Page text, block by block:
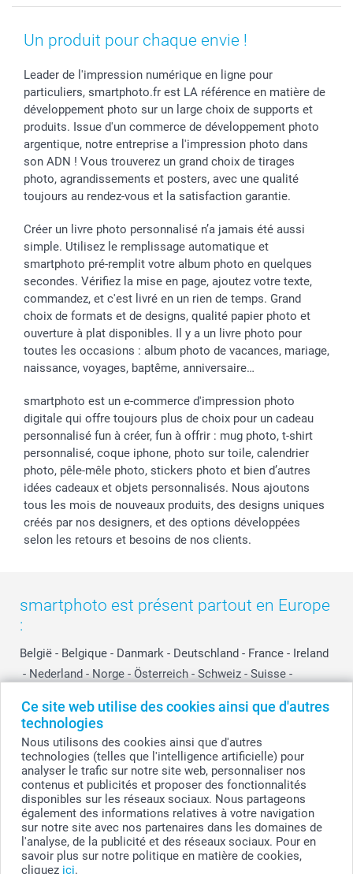
Ce site web utilise des cookies ainsi que d'autres
technologies
Nous utilisons des cookies ainsi que d'autres
technologies (telles que l'intelligence artificielle) pour
analyser le trafic sur notre site web, personnaliser nos
contenus et publicités et proposer des fonctionnalités
disponibles sur les réseaux sociaux. Nous partageons
également des informations relatives à votre navigation
sur notre site avec nos partenaires dans les domaines de
l'analyse, de la publicité et des réseaux sociaux. Pour en
savoir plus sur notre politique en matière de cookies,
cliquez ici.
Coques smartphone
Stickers & Etiquettes
Cadres photo & accessoires déco
Dénicheur d'idées cadeau
Fête des Mères
Fête des Pères
Communion
Baptême
Toussaint
Rentrée des classes
Saint-Valentin
Vacances
Droit de rétraction
Plaintes
Vie privée
Gestion des cookies
Tarifs
Partenariats & Influence
Investisseurs
Aide
smartbonus
smartfriends
Livraison
Modes de paiement
Grandes quantités
Statut de ma commande
Un produit pour chaque envie !
Leader de l'impression numérique en ligne pour
particuliers, smartphoto.fr est LA référence en matière de
développement photo sur un large choix de supports et
produits. Issue d'un commerce de développement photo
argentique, notre entreprise a l'impression photo dans
son ADN ! Vous trouverez un grand choix de tirages
photo, agrandissements et posters, avec une qualité
toujours au rendez-vous et la satisfaction garantie.
Créer un livre photo personnalisé n’a jamais été aussi
simple. Utilisez le remplissage automatique et
smartphoto pré-remplit votre album photo en quelques
secondes. Vérifiez la mise en page, ajoutez votre texte,
commandez, et c'est livré en un rien de temps. Grand
choix de formats et de designs, qualité papier photo et
ouverture à plat disponibles. Il y a un livre photo pour
toutes les occasions : album photo de vacances, mariage,
naissance, voyages, baptême, anniversaire…
smartphoto est un e-commerce d'impression photo
digitale qui offre toujours plus de choix pour un cadeau
personnalisé fun à créer, fun à offrir : mug photo, t-shirt
personnalisé, coque iphone, photo sur toile, calendrier
photo, pêle-mêle photo, stickers photo et bien d’autres
idées cadeaux et objets personnalisés. Nous ajoutons
tous les mois de nouveaux produits, des designs uniques
créés par nos designers, et des options développées
selon les retours et besoins de nos clients.
smartphoto est présent partout en Europe
:
België - Belgique - Danmark - Deutschland - France - Ireland
- Nederland - Norge - Österreich - Schweiz - Suisse -
Other Countries
© smartphoto group. Tous droits réservés
smartphoto group SA.
Siège social : Kwatrechtsteenweg 160, 9230 Wetteren, Belgique
Numéro de TVA BE 0405.706.755
Numéro d'entreprise 0405.706.755.
Tous les prix sont en EURO (€), TVA incluse et hors frais de port.